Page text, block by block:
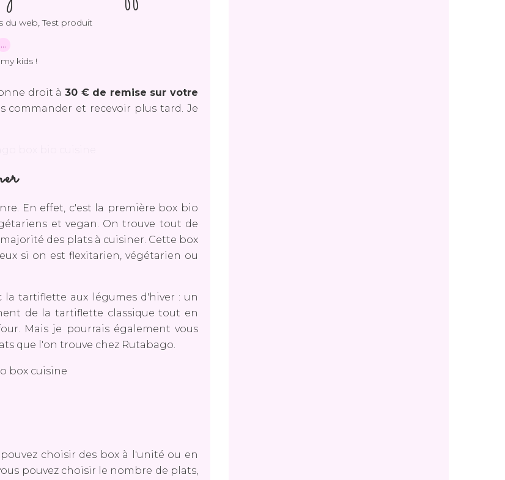
du web,Test produit
…
kids !
droit à 30 € de remise sur votre
commander et recevoir plus tard. Je
En effet, c'est la première box bio
et vegan. On trouve tout de
des plats à cuisiner. Cette box
si on est flexitarien, végétarien ou
la tartiflette aux légumes d'hiver : un
de la tartiflette classique tout en
Mais je pourrais également vous
que l'on trouve chez Rutabago.
pouvez choisir des box à l'unité ou en
pouvez choisir le nombre de plats,